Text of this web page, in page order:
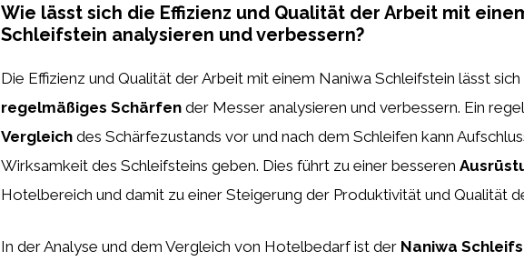
Wie lässt sich die Effizienz und Qualität der Arbeit mit
Schleifstein analysieren und verbessern?
Die Effizienz und Qualität der Arbeit mit einem Naniwa Schleifstein lässt sich
regelmäßiges Schärfen der Messer analysieren und verbessern. Ein
Vergleich des Schärfezustands vor und nach dem Schleifen kann
Wirksamkeit des Schleifsteins geben. Dies führt zu einer besseren
Hotelbereich und damit zu einer Steigerung der Produktivität und Qualität
In der Analyse und dem Vergleich von Hotelbedarf ist der Naniwa